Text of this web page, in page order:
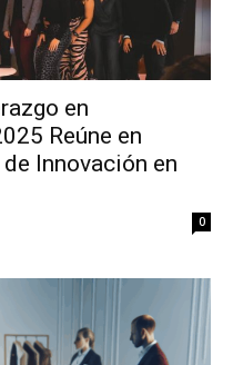
en
Reúne en
Innovación en
0